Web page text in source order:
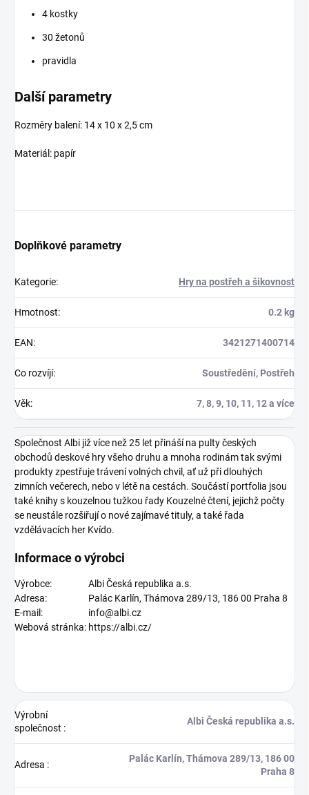
4 kostky
30 žetonů
pravidla
Další parametry
Rozměry balení: 14 x 10 x 2,5 cm
Materiál: papír
Doplňkové parametry
Kategorie: Hry na postřeh a šikovnost
Hmotnost: 0.2 kg
EAN: 3421271400714
Co rozvíjí: Soustředění, Postřeh
Věk: 7, 8, 9, 10, 11, 12 a více
Společnost Albi již více než 25 let přináší na pulty českých
obchodů deskové hry všeho druhu a mnoha rodinám tak svými
produkty zpestřuje trávení volných chvil, ať už při dlouhých
zimních večerech, nebo v létě na cestách. Součástí portfolia jsou
také knihy s kouzelnou tužkou řady Kouzelné čtení, jejichž počty
se neustále rozšiřují o nové zajímavé tituly, a také řada
vzdělávacích her Kvído.
Informace o výrobci
Výrobce:
Albi Česká republika a.s.
Adresa:
Palác Karlín, Thámova 289/13, 186 00 Praha 8
E-mail:
info@albi.cz
Webová stránka: https://albi.cz/
Výrobní
společnost :
Albi Česká republika a.s.
Adresa :
Palác Karlín, Thámova 289/13, 186 00
Praha 8